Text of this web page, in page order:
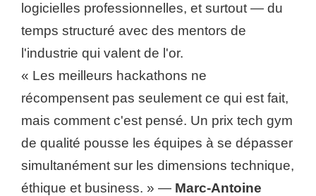
logicielles professionnelles, et surtout — du
temps structuré avec des mentors de
l'industrie qui valent de l'or.
« Les meilleurs hackathons ne
récompensent pas seulement ce qui est fait,
mais comment c'est pensé. Un prix tech gym
de qualité pousse les équipes à se dépasser
simultanément sur les dimensions technique,
éthique et business. » — Marc-Antoine